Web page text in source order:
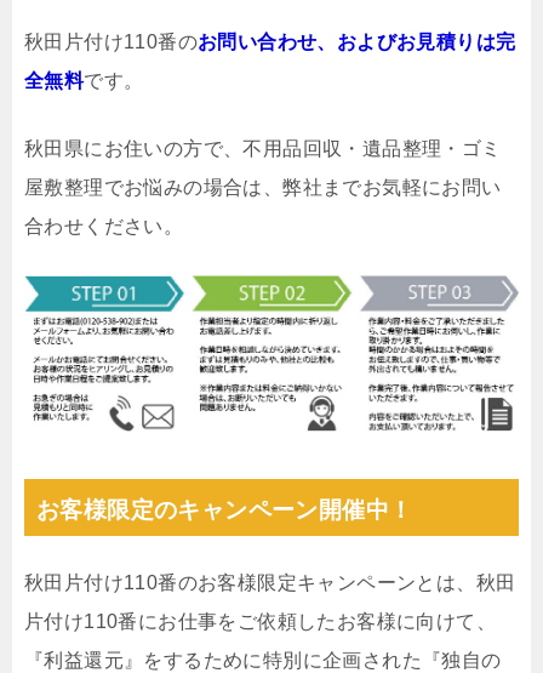
秋田片付け110番のお問い合わせ、およびお見積りは完
全無料です。
秋田県にお住いの方で、不用品回収・遺品整理・ゴミ
屋敷整理でお悩みの場合は、弊社までお気軽にお問い
合わせください。
お客様限定のキャンペーン開催中！
秋田片付け110番のお客様限定キャンペーンとは、秋田
片付け110番にお仕事をご依頼したお客様に向けて、
『利益還元』をするために特別に企画された『独自の